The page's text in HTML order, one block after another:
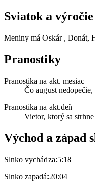
Sviatok a výročie
Meniny má Oskár , Donát,
Pranostiky
Pranostika na akt. mesiac
Čo august
Pranostika na akt.deň
Vietor, ktorý sa
Východ a západ
Slnko vychádza:5:18
Slnko zapadá:20:04